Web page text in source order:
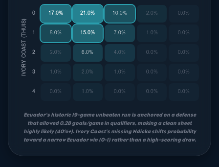
IVORY COAST (THUIS)
0 17.0% 21.0% 10.0% 2.0% 0.0%
8.0% 15.0% 7.0% 1.0% 0.0%
2 3.0% 6.0% 4.0% 0.0% 0.0%
3 1.0% 2.0% 1.0% 0.0% 0.0%
4 0.0% 1.0% 0.0% 0.0% 0.0%
Ecuador's historic 19-game unbeaten run is anchored on a defense
that allowed 0.28 goals/game in qualifiers, making a clean sheet
highly likely (40%+). Ivory Coast's missing Ndicka shifts probability
toward a narrow Ecuador win (0-1) rather than a high-scoring draw.